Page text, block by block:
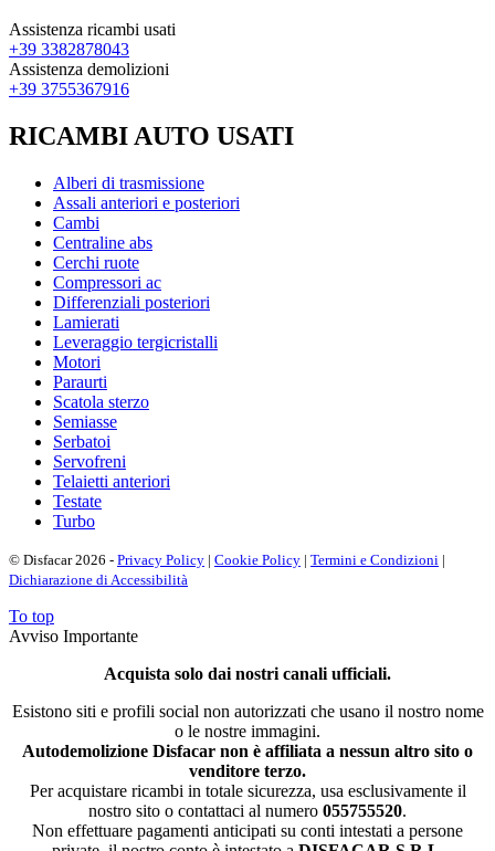
Assistenza ricambi usati
+39 3382878043
Assistenza demolizioni
+39 3755367916
RICAMBI AUTO USATI
Alberi di trasmissione
Assali anteriori e posteriori
Cambi
Centraline abs
Cerchi ruote
Compressori ac
Differenziali posteriori
Lamierati
Leveraggio tergicristalli
Motori
Paraurti
Scatola sterzo
Semiasse
Serbatoi
Servofreni
Telaietti anteriori
Testate
Turbo
© Disfacar 2026 - Privacy Policy | Cookie Policy | Termini e Condizioni |
Dichiarazione di Accessibilità
To top
Avviso Importante
Acquista solo dai nostri canali ufficiali.
Esistono siti e profili social non autorizzati che usano il nostro nome
o le nostre immagini.
Autodemolizione Disfacar non è affiliata a nessun altro sito o
venditore terzo.
Per acquistare ricambi in totale sicurezza, usa esclusivamente il
nostro sito o contattaci al numero 055755520.
Non effettuare pagamenti anticipati su conti intestati a persone